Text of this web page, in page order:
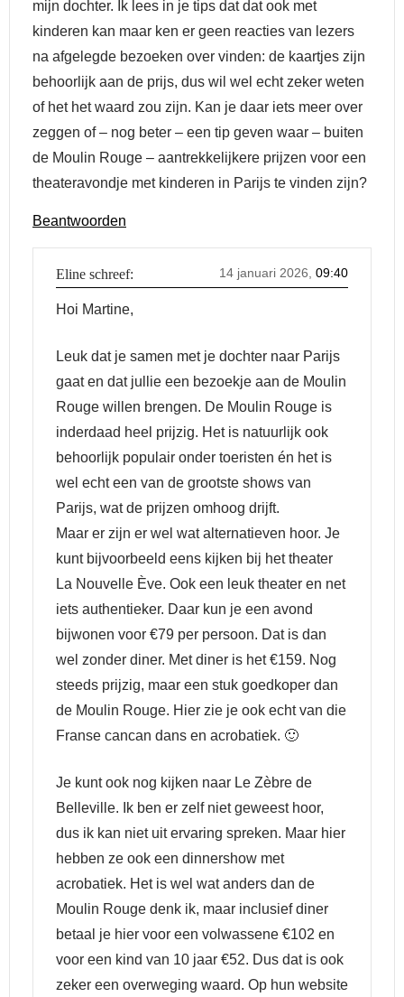
mijn dochter. Ik lees in je tips dat dat ook met
kinderen kan maar ken er geen reacties van lezers
na afgelegde bezoeken over vinden: de kaartjes zijn
behoorlijk aan de prijs, dus wil wel echt zeker weten
of het het waard zou zijn. Kan je daar iets meer over
zeggen of – nog beter – een tip geven waar – buiten
de Moulin Rouge – aantrekkelijkere prijzen voor een
theateravondje met kinderen in Parijs te vinden zijn?
Beantwoorden
Eline schreef: 14 januari 2026, 09:40
Hoi Martine,
Leuk dat je samen met je dochter naar Parijs
gaat en dat jullie een bezoekje aan de Moulin
Rouge willen brengen. De Moulin Rouge is
inderdaad heel prijzig. Het is natuurlijk ook
behoorlijk populair onder toeristen én het is
wel echt een van de grootste shows van
Parijs, wat de prijzen omhoog drijft.
Maar er zijn er wel wat alternatieven hoor. Je
kunt bijvoorbeeld eens kijken bij het theater
La Nouvelle Ève. Ook een leuk theater en net
iets authentieker. Daar kun je een avond
bijwonen voor €79 per persoon. Dat is dan
wel zonder diner. Met diner is het €159. Nog
steeds prijzig, maar een stuk goedkoper dan
de Moulin Rouge. Hier zie je ook echt van die
Franse cancan dans en acrobatiek. 🙂
Je kunt ook nog kijken naar Le Zèbre de
Belleville. Ik ben er zelf niet geweest hoor,
dus ik kan niet uit ervaring spreken. Maar hier
hebben ze ook een dinnershow met
acrobatiek. Het is wel wat anders dan de
Moulin Rouge denk ik, maar inclusief diner
betaal je hier voor een volwassene €102 en
voor een kind van 10 jaar €52. Dus dat is ook
zeker een overweging waard. Op hun website